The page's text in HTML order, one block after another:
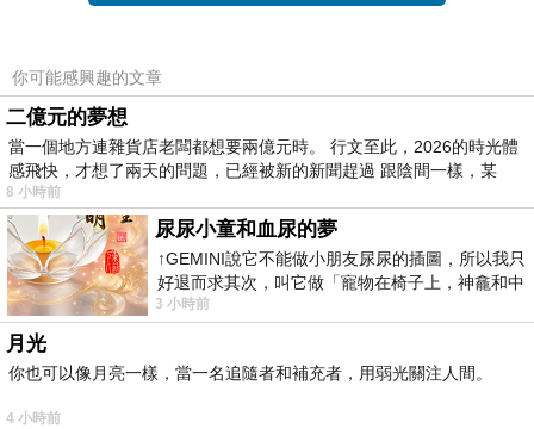
基金方式，投資於全球股、債、商品原物料、
模型」是一個包含短、中、長線的客觀、系統化
全球資產配置流程，以期達到有效且波動小的全
球資產配置，當全球市場有突發事件，或與預期
不符時，能迅速發現並拆解分析，靈活調整資產
配置，嚴控下檔風險。劉明滄解釋，該模型將以
OECD領先指標等總經數據，並輔以全球資金流
向，做為判斷全球景氣循環方向，之後再依景氣
循環與金融市場的關係做為資產配置出發點，並
觀察近期發生之重大事件是否將改變金融市場方
向或經濟發展趨勢，進一步解析各金融市場評價
你可能感興趣的文章
二億元的夢想
當一個地方連雜貨店老闆都想要兩億元時。 行文至此，2026的時光體
感飛快，才想了兩天的問題，已經被新的新聞趕過 跟陰間一樣，某
8 小時前
尿尿小童和血尿的夢
↑GEMINI說它不能做小朋友尿尿的插圖，所以我只
好退而求其次，叫它做「寵物在椅子上，神龕和中
年人臉孔」的畫了。 六月底
3 小時前
月光
你也可以像月亮一樣，當一名追隨者和補充者，用弱光關注人間。
4 小時前